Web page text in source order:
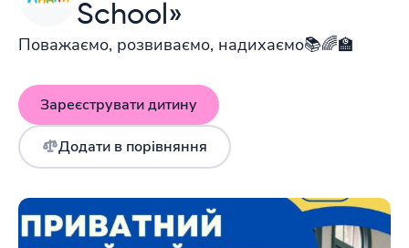
School»
Поважаємо, розвиваємо, надихаємо📚🌈🏫
Зареєструвати дитину
Додати в порівняння